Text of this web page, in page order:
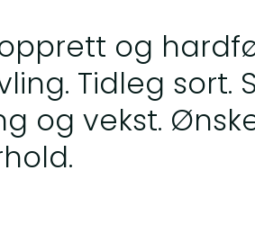
og
Tidleg sort.
og vekst.